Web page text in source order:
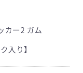
カー2 ガム
入り】